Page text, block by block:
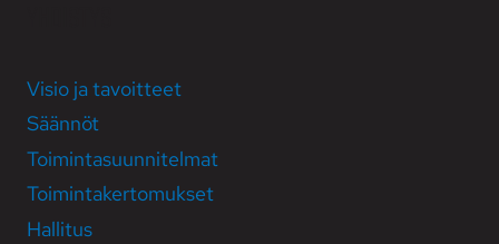
Visio ja tavoitteet
Säännöt
Toiminta­suunni­telmat
Toiminta­kertomukset
Hallitus